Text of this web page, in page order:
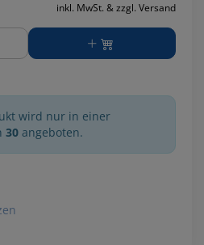
inkl. MwSt. & zzgl. Versand
wird nur in einer
30 angeboten.